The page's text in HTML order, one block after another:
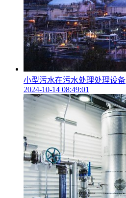
小型污水在污水处理处理设备
2024-10-14 08:49:01